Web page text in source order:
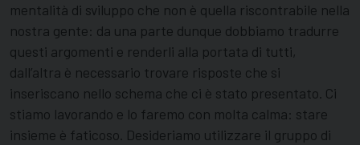
mentalità di sviluppo che non è quella riscontrabile nella
nostra gente: da una parte dunque dobbiamo tradurre
questi argomenti e renderli alla portata di tutti,
dall’altra è necessario trovare risposte che si
inseriscano nello schema che ci è stato presentato. Ci
stiamo lavorando e lo faremo con molta calma: stare
insieme è faticoso. Desideriamo utilizzare il gruppo di